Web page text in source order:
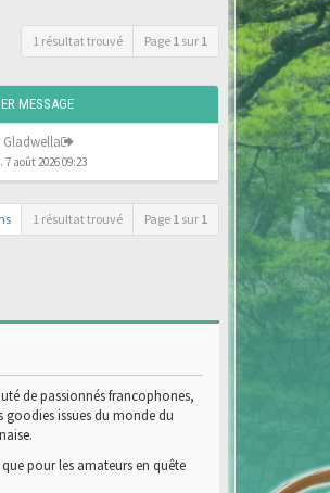
1 résultat trouvé Page 1 sur 1
MESSAGE
Gladwella
7 août 2026 09:23
1 résultat trouvé Page 1 sur 1
de passionnés francophones,
goodies issues du monde du
pour les amateurs en quête